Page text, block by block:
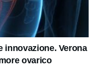
innovazione. Verona
ovarico